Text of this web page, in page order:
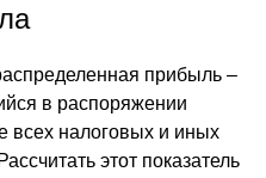
прибыль –
в распоряжении
всех налоговых и иных
этот показатель